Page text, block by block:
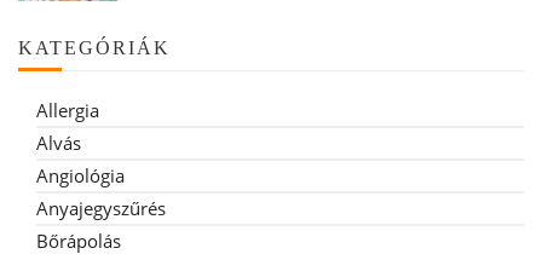
KATEGÓRIÁK
Allergia
Alvás
Angiológia
Anyajegyszűrés
Bőrápolás